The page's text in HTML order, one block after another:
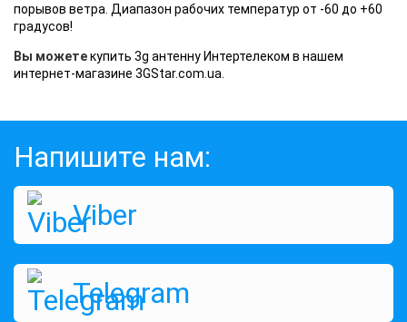
порывов ветра. Диапазон рабочих температур от -60 до +60
градусов!
Вы можетекупить 3g антенну Интертелеком в нашем
интернет-магазине 3GStar.com.ua.
Напишите нам:
Viber
Telegram